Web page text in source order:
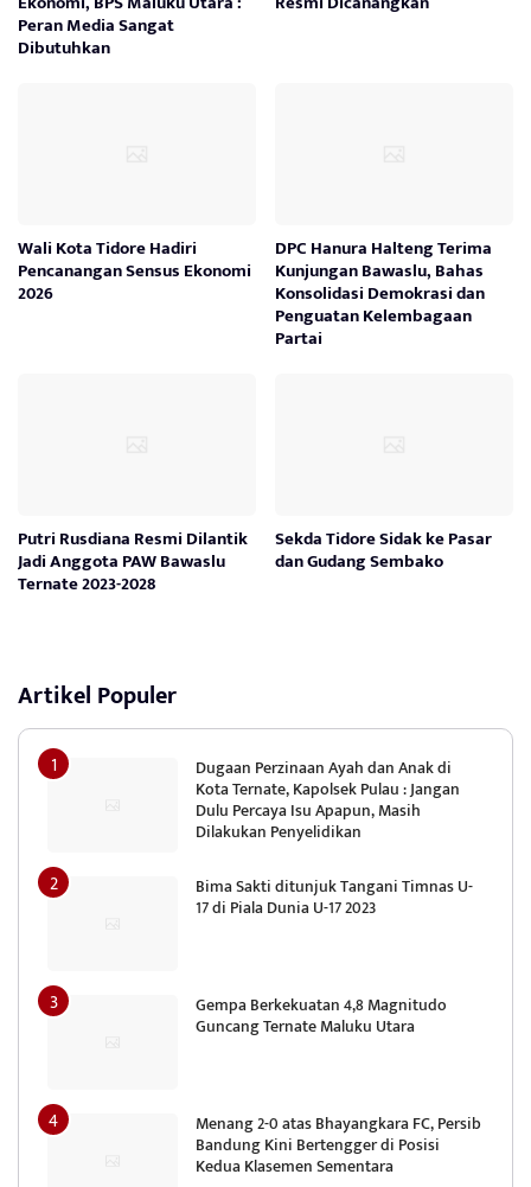
Peran Media Sangat
Dibutuhkan
Wali Kota Tidore Hadiri
Pencanangan Sensus Ekonomi
2026
DPC Hanura Halteng Terima
Kunjungan Bawaslu, Bahas
Konsolidasi Demokrasi dan
Penguatan Kelembagaan
Partai
Putri Rusdiana Resmi Dilantik
Jadi Anggota PAW Bawaslu
Ternate 2023-2028
Sekda Tidore Sidak ke Pasar
dan Gudang Sembako
Artikel Populer
Dugaan Perzinaan Ayah dan Anak di
Kota Ternate, Kapolsek Pulau : Jangan
Dulu Percaya Isu Apapun, Masih
Dilakukan Penyelidikan
Bima Sakti ditunjuk Tangani Timnas U-
17 di Piala Dunia U-17 2023
Gempa Berkekuatan 4,8 Magnitudo
Guncang Ternate Maluku Utara
Menang 2-0 atas Bhayangkara FC, Persib
Bandung Kini Bertengger di Posisi
Kedua Klasemen Sementara